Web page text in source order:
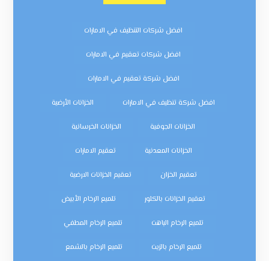
افضل شركات التنظيف في الامارات
افضل شركات تعقيم في الامارات
افضل شركة تعقيم في الامارات
افضل شركة تنظيف في الامارات الخزانات الأرضية
الخزانات الجوفية الخزانات الخرسانية
الخزانات المعدنية تعقيم الامارات
تعقيم الخزان تعقيم الخزانات الارضية
تعقيم الخزانات بالكلور تلميع الرخام الأبيض
تلميع الرخام الباهت تلميع الرخام المطفي
تلميع الرخام بالزيت تلميع الرخام بالشمع